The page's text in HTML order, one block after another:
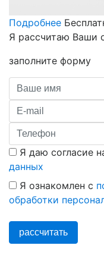
Подробнее
Я рассчитаю Ваши
заполните форму
Я даю согласие
данных
Я ознакомлен с
обработки
рассчитать